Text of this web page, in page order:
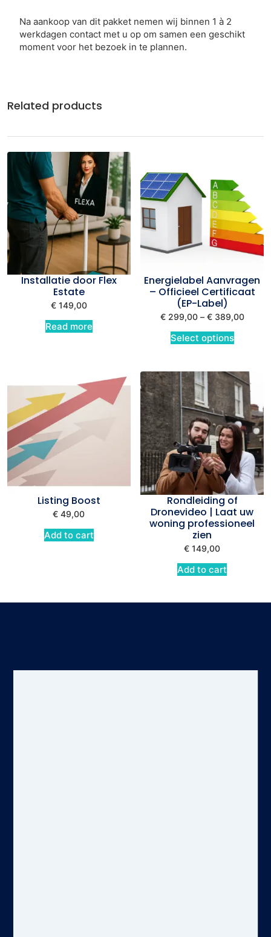
Na aankoop van dit pakket nemen wij binnen 1 à 2
werkdagen contact met u op om samen een geschikt
moment voor het bezoek in te plannen.
Related products
Installatie door Flex
Estate
€149,00
Read more
Energielabel Aanvragen
– Officieel Certificaat
(EP-Label)
€299,00 – €389,00
Select options
Listing Boost
€ 49,00
Add to cart
Rondleiding of
Dronevideo | Laat uw
woning professioneel
zien
€ 149,00
Add to cart